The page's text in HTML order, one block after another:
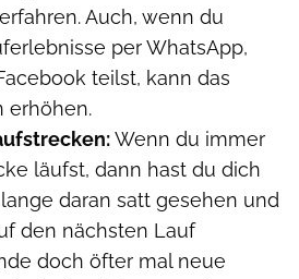
Auch, wenn du
per WhatsApp,
teilst, kann das
erhöhen.
Wenn du immer
läufst, dann hast du dich
daran satt gesehen und
den nächsten Lauf
doch öfter mal neue